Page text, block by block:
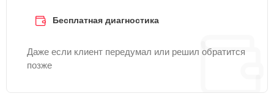
Бесплатная диагностика
Даже если клиент передумал или решил обратится
позже